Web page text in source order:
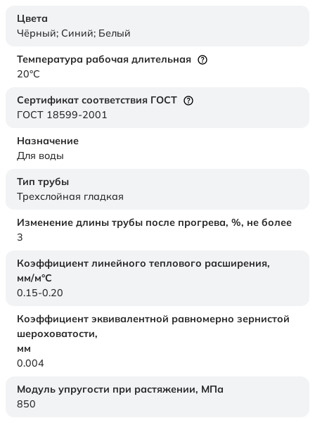
Цвета
Чёрный; Синий; Белый
Температура рабочая длительная
20°C
Сертификат соответствия ГОСТ
ГОСТ 18599-2001
Назначение
Для воды
Тип трубы
Трехслойная гладкая
Изменение длины трубы после прогрева, %, не более
3
Коэффициент линейного теплового расширения,
мм/м°С
0.15-0.20
Коэффициент эквивалентной равномерно зернистой
шероховатости,
мм
0.004
Модуль упругости при растяжении, МПа
850